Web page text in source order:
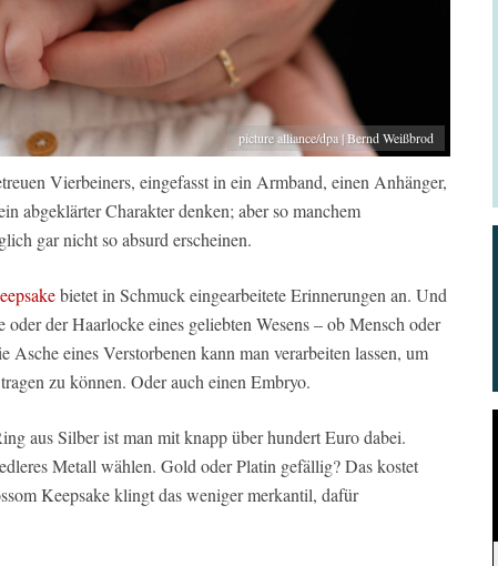
picture alliance/dpa | Bernd Weißbrod
Vierbeiners, eingefasst in ein Armband, einen Anhänger,
abgeklärter Charakter denken; aber so manchem
gar nicht so absurd erscheinen.
bietet in Schmuck eingearbeitete Erinnerungen an. Und
oder der Haarlocke eines geliebten Wesens – ob Mensch oder
eines Verstorbenen kann man verarbeiten lassen, um
zu können. Oder auch einen Embryo.
aus Silber ist man mit knapp über hundert Euro dabei.
Metall wählen. Gold oder Platin gefällig? Das kostet
Keepsake klingt das weniger merkantil, dafür